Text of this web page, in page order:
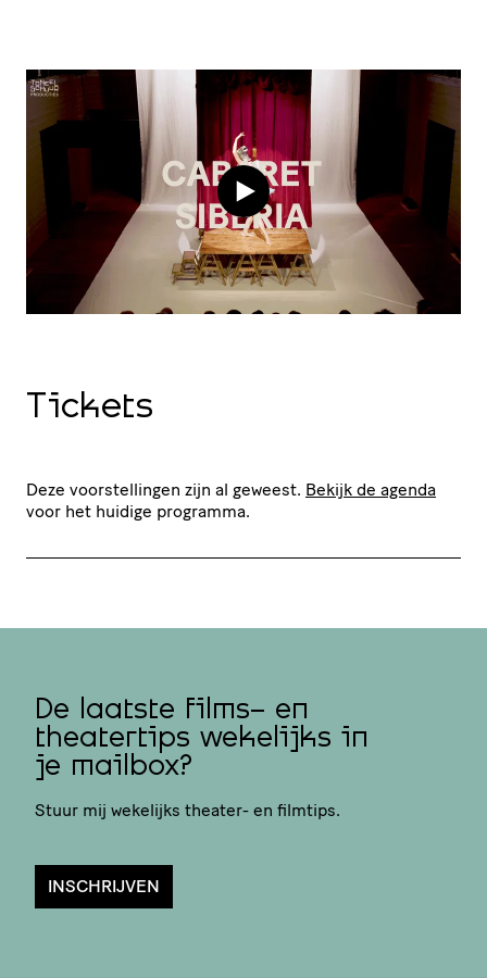
Tickets
Deze voorstellingen zijn al geweest. Bekijk de agenda
voor het huidige programma.
De laatste films- en
theatertips wekelijks in
je mailbox?
Stuur mij wekelijks theater- en filmtips.
INSCHRIJVEN